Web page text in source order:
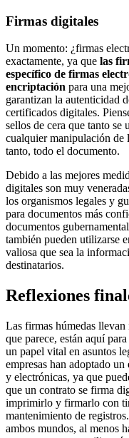
Firmas digitales
Un momento: ¿firmas
exactamente, ya que las
específico de firmas
encriptación para una
garantizan la autenticidad
certificados digitales.
sellos de cera que tanto se
cualquier manipulación de
tanto, todo el documento.
Debido a las mejores
digitales son muy
los organismos legales y
para documentos más
documentos
también pueden utilizarse
valiosa que sea la
destinatarios.
Reflexiones
Las firmas húmedas
que parece, están aquí
un papel vital en asuntos
empresas han adoptado
y electrónicas, ya que
que un contrato se firma
imprimirlo y firmarlo con
mantenimiento de
ambos mundos, al menos